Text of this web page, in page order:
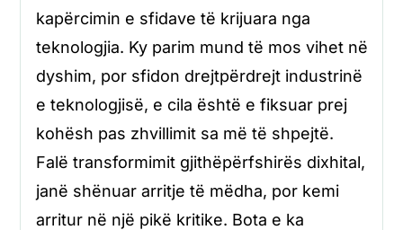
kapërcimin e sfidave të krijuara nga
teknologjia. Ky parim mund të mos vihet në
dyshim, por sfidon drejtpërdrejt industrinë
e teknologjisë, e cila është e fiksuar prej
kohësh pas zhvillimit sa më të shpejtë.
Falë transformimit gjithëpërfshirës dixhital,
janë shënuar arritje të mëdha, por kemi
arritur në një pikë kritike. Bota e ka